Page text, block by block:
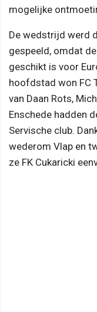
mogelijke
De wedstrijd werd
gespeeld, omdat
geschikt is voor
hoofdstad won FC
van Daan Rots,
Enschede hadden
Servische club.
wederom Vlap en
ze FK Cukaricki